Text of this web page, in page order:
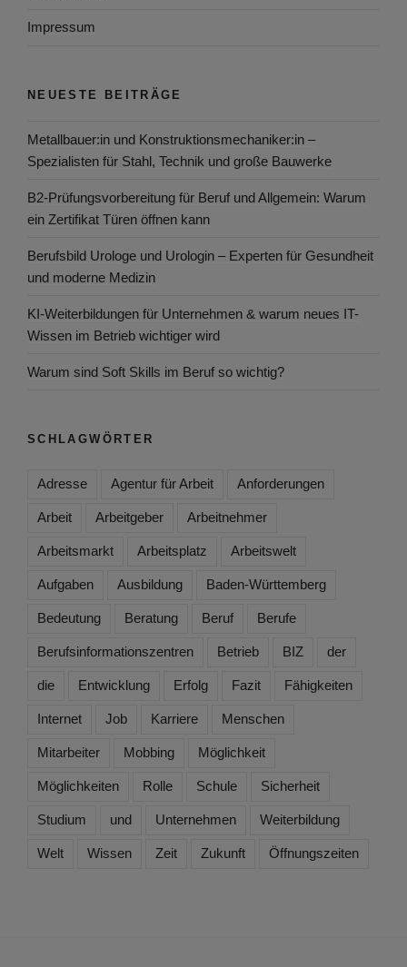
Impressum
NEUESTE BEITRÄGE
Metallbauer:in und Konstruktionsmechaniker:in –
Spezialisten für Stahl, Technik und große Bauwerke
B2-Prüfungsvorbereitung für Beruf und Allgemein: Warum
ein Zertifikat Türen öffnen kann
Berufsbild Urologe und Urologin – Experten für Gesundheit
und moderne Medizin
KI-Weiterbildungen für Unternehmen & warum neues IT-
Wissen im Betrieb wichtiger wird
Warum sind Soft Skills im Beruf so wichtig?
SCHLAGWÖRTER
Adresse Agentur für Arbeit Anforderungen
Arbeit Arbeitgeber Arbeitnehmer
Arbeitsmarkt Arbeitsplatz Arbeitswelt
Aufgaben Ausbildung Baden-Württemberg
Bedeutung Beratung Beruf Berufe
Berufsinformationszentren Betrieb BIZ der
die Entwicklung Erfolg Fazit Fähigkeiten
Internet Job Karriere Menschen
Mitarbeiter Mobbing Möglichkeit
Möglichkeiten Rolle Schule Sicherheit
Studium und Unternehmen Weiterbildung
Welt Wissen Zeit Zukunft Öffnungszeiten